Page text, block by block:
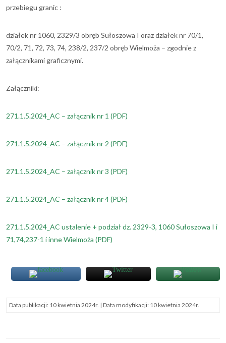
przebiegu granic :
działek nr 1060, 2329/3 obręb Sułoszowa I oraz działek nr 70/1,
70/2, 71, 72, 73, 74, 238/2, 237/2 obręb Wielmoża – zgodnie z
załącznikami graficznymi.
Załączniki:
271.1.5.2024_AC – załącznik nr 1 (PDF)
271.1.5.2024_AC – załącznik nr 2 (PDF)
271.1.5.2024_AC – załącznik nr 3 (PDF)
271.1.5.2024_AC – załącznik nr 4(PDF)
271.1.5.2024_AC ustalenie + podział dz. 2329-3, 1060 Sułoszowa I i
71,74,237-1 i inne Wielmoża (PDF)
Data publikacji: 10 kwietnia 2024r. | Data modyfikacji: 10 kwietnia 2024r.